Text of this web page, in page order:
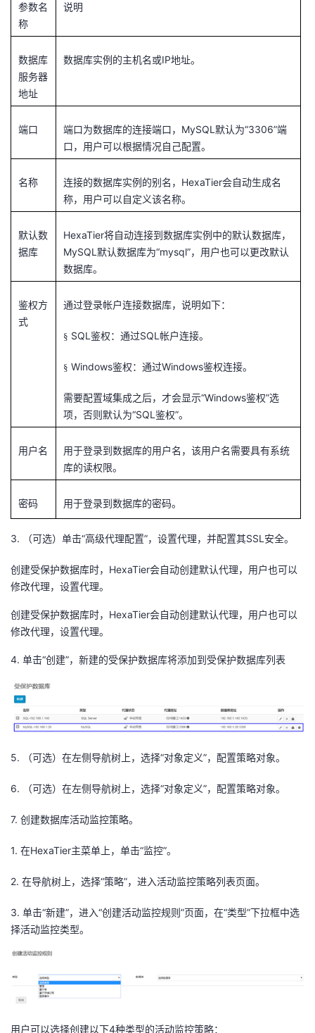
参数名
称
说明
数据库
服务器
地址
数据库实例的主机名或IP地址。
端口
端口为数据库的连接端口，MySQL默认为“3306”端
口，用户可以根据情况自己配置。
名称
连接的数据库实例的别名，HexaTier会自动生成名
称，用户可以自定义该名称。
默认数
据库
HexaTier将自动连接到数据库实例中的默认数据库，
MySQL默认数据库为“mysql”，用户也可以更改默认
数据库。
鉴权方
式
通过登录帐户连接数据库，说明如下：
§ SQL鉴权：通过SQL帐户连接。
§ Windows鉴权：通过Windows鉴权连接。
需要配置域集成之后，才会显示“Windows鉴权”选
项，否则默认为“SQL鉴权”。
用户名
用于登录到数据库的用户名，该用户名需要具有系统
库的读权限。
密码 用于登录到数据库的密码。
3. （可选）单击“高级代理配置”，设置代理，并配置其SSL安全。
创建受保护数据库时，HexaTier会自动创建默认代理，用户也可以
修改代理，设置代理。
创建受保护数据库时，HexaTier会自动创建默认代理，用户也可以
修改代理，设置代理。
4. 单击“创建”，新建的受保护数据库将添加到受保护数据库列表
5. （可选）在左侧导航树上，选择“对象定义”，配置策略对象。
6. （可选）在左侧导航树上，选择“对象定义”，配置策略对象。
7. 创建数据库活动监控策略。
1. 在HexaTier主菜单上，单击“监控”。
2. 在导航树上，选择“策略”，进入活动监控策略列表页面。
3. 单击“新建”，进入“创建活动监控规则”页面，在“类型”下拉框中选
择活动监控类型。
用户可以选择创建以下4种类型的活动监控策略：